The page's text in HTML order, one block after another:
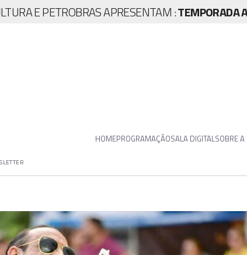
E PETROBRAS APRESENTAM :TEMPORADA
HOMEPROGRAMAÇÃOSALA DIGITALSOBRE